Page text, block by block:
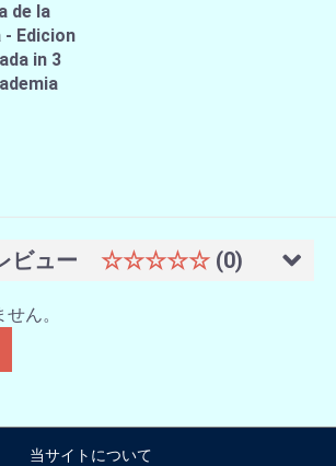
de la
- Edicion
in 3
ビュー ☆☆☆☆☆ (0)
ん。
当サイトについて